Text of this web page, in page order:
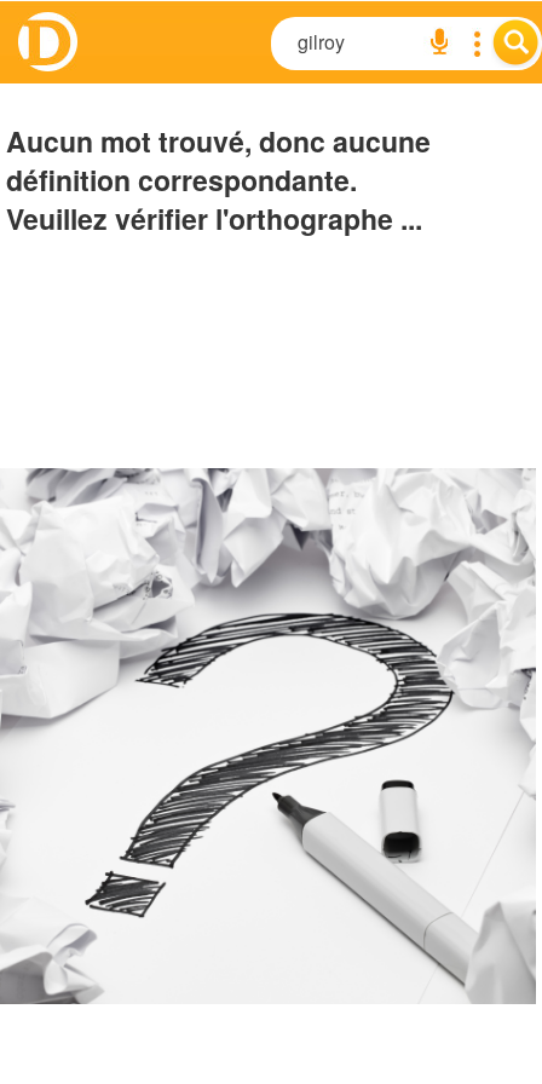
Aucun mot trouvé, donc aucune
définition correspondante.
Veuillez vérifier l'orthographe ...